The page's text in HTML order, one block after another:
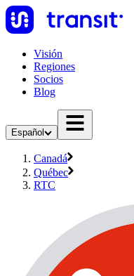
Visión
Regiones
Socios
Blog
Español
Canadá
Québec
RTC